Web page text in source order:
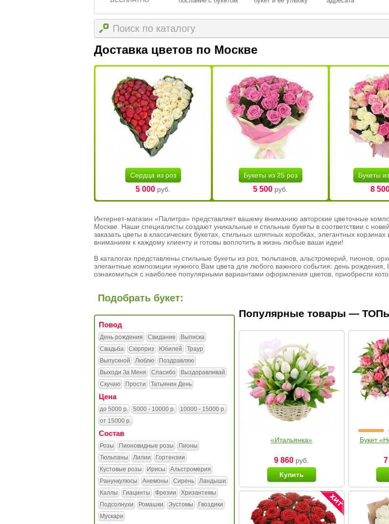
Доставка цветов по Москве
Сердца из роз
5 000 руб.
Букеты из 25 роз
5 500 руб.
Букеты
8
Интернет-магазин «Палитра» представляет вашему вниманию авторские цветочные
Москве. Наши специалисты создают уникальные и стильные букеты в соответствии с
заказать цветы в классических букетах, стильных шляпных коробках, элегантных
вниманием к каждому клиенту и готовы воплотить в жизнь любые ваши идеи!
В каталогах представлены стильные букеты из роз, тюльпанов, альстромерий, пионов,
элегантные композиции нужного Вам цвета для любого важного события: день
ознакомиться с наиболее популярными вариантами оформления цветов, приобрести
Подобрать букет:
Повод
День рождения Свидание
Выписка
Свадьба
Сюрприз Юбилей
Траур
Выпускной
Люблю
Поздравляю
Выходи За Меня
Спасибо
Выздоравливай
Скучаю
Прости Татьянин День
Цена
до 5000 р. 5000 - 10000 р.
10000 - 15000 р.
от 15000 р.
Состав
Розы Пионовидные розы
Пионы
Тюльпаны
Лилии
Гортензии
Кустовые розы
Ирисы
Альстромерия
Ранункулюсы
Анемоны Сирень
Ландыши
Каллы
Гиацинты Фрезии
Хризантемы
Подсолнухи
Ромашки Эустомы
Гвоздики
Мускари
Популярные товары —
«Итальянка»
9 860 руб.
Купить
Букет